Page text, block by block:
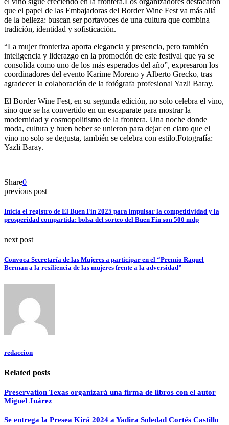
que el papel de las Embajadoras del Border Wine Fest va más allá
de la belleza: buscan ser portavoces de una cultura que combina
tradición, identidad y sofisticación.
“La mujer fronteriza aporta elegancia y presencia, pero también
inteligencia y liderazgo en la promoción de este festival que ya se
consolida como uno de los más esperados del año”, expresaron los
coordinadores del evento Karime Moreno y Alberto Grecko, tras
agradecer la colaboración de la fotógrafa profesional Yazli Baray.
El Border Wine Fest, en su segunda edición, no solo celebra el vino,
sino que se ha convertido en un escaparate para mostrar la
modernidad y cosmopolitismo de la frontera. Una noche donde
moda, cultura y buen beber se unieron para dejar en claro que el
vino no solo se degusta, también se celebra con estilo.Fotografía:
Yazli Baray.
Share0
previous post
Inicia el registro de El Buen Fin 2025 para impulsar la competitividad y la
prosperidad compartida: bolsa del sorteo del Buen Fin son 500 mdp
next post
Convoca Secretaría de las Mujeres a participar en el “Premio Raquel
Berman a la resiliencia de las mujeres frente a la adversidad”
redaccion
Related posts
Preservation Texas organizará una firma de libros con el autor
Miguel Juárez
Se entrega la Presea Kirá 2024 a Yadira Soledad Cortés Castillo